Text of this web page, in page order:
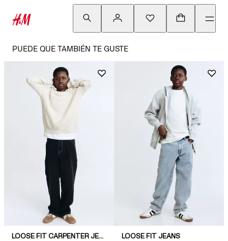
PUEDE QUE TAMBIÉN TE GUSTE
LOOSE FIT CARPENTER JEANS LOOSE FIT JEANS